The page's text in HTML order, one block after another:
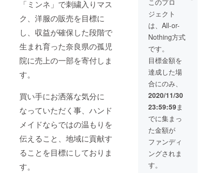
「ミンネ」で刺繍入りマス
ク、洋服の販売を目標に
し、収益が確保した段階で
生まれ育った奈良県の孤児
院に売上の一部を寄付しま
す。
買い手にお洒落な気分に
なっていただく事、ハンド
メイドならではの温もりを
伝えること、地域に貢献す
ることを目標にしておりま
す。
3000円
相当
ジェクト
は、All-or-
Nothing方式
です。
目標金額を
達成した場
合にのみ、
2020/11/30
23:59:59ま
でに集まっ
た金額が
ファンディ
ングされま
す。